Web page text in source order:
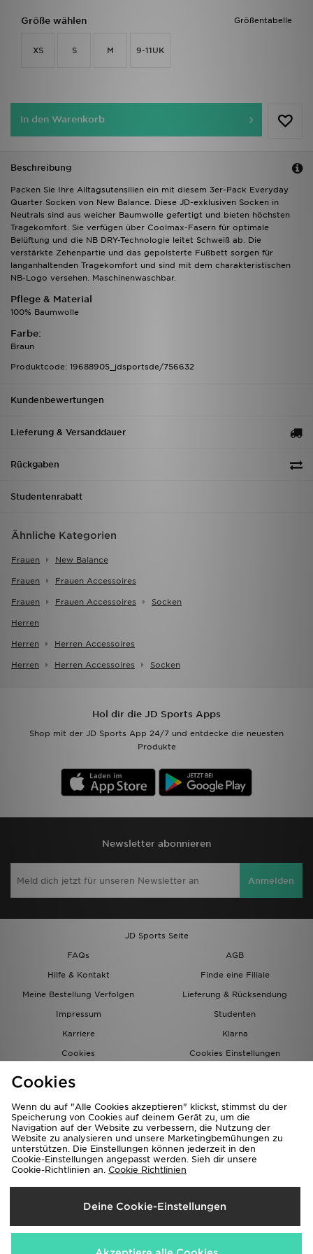
Größentabelle
Größe wählen
XS S M 9-11UK
In den Warenkorb
Beschreibung
Packen Sie Ihre Alltagsutensilien ein mit diesem 3er-Pack Everyday
Quarter Socken von New Balance. Diese JD-exklusiven Socken in
Neutrals sind aus weicher Baumwolle gefertigt und bieten höchsten
Tragekomfort. Sie verfügen über Coolmax-Fasern für optimale
Belüftung und die NB DRY-Technologie leitet Schweiß ab. Die
verstärkte Zehenpartie und das gepolsterte Fußbett sorgen für
langanhaltenden Tragekomfort und sind mit dem charakteristischen
NB-Logo versehen. Maschinenwaschbar.
Pflege & Material
100% Baumwolle
Farbe:
Braun
Produktcode: 19688905_jdsportsde/756632
Kundenbewertungen
Lieferung & Versanddauer
Rückgaben
Studentenrabatt
Ähnliche Kategorien
Frauen New Balance
Frauen Frauen Accessoires
Frauen Frauen Accessoires Socken
Herren
Herren Herren Accessoires
Herren Herren Accessoires Socken
Hol dir die JD Sports Apps
Shop mit der JD Sports App 24/7 und entdecke die neuesten
Produkte
Newsletter abonnieren
Anmelden
JD Sports Seite
FAQs
AGB
Hilfe & Kontakt
Finde eine Filiale
Meine Bestellung Verfolgen
Lieferung & Rücksendung
Impressum
Studenten
Karriere
Klarna
Cookies
Cookies Einstellungen
Lieferung Nach
Deutschland
Wir akzeptieren folgende Zahlungsmethoden
Cookies
Wenn du auf "Alle Cookies akzeptieren" klickst, stimmst du der
Speicherung von Cookies auf deinem Gerät zu, um die
Navigation auf der Website zu verbessern, die Nutzung der
Website zu analysieren und unsere Marketingbemühungen zu
unterstützen. Die Einstellungen können jederzeit in den
Cookie-Einstellungen angepasst werden. Sieh dir unsere
Cookie-Richtlinien an. Cookie Richtlinien
Deine Cookie-Einstellungen